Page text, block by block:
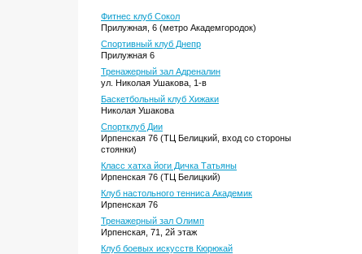
Фитнес клуб Сокол
Прилужная, 6 (метро Академгородок)
Спортивный клуб Днепр
Прилужная 6
Тренажерный зал Адреналин
ул. Николая Ушакова, 1-в
Баскетбольный клуб Хижаки
Николая Ушакова
Спортклуб Дии
Ирпенская 76 (ТЦ Белицкий, вход со стороны
стоянки)
Класс хатха йоги Дичка Татьяны
Ирпенская 76 (ТЦ Белицкий)
Клуб настольного тенниса Академик
Ирпенская 76
Тренажерный зал Олимп
Ирпенская, 71, 2й этаж
Клуб боевых искусств Кюрюкай